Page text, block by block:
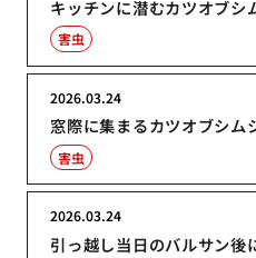
キッチンに潜むカツオブシ
害虫
窓際に集まるカツオブシム
2026.03.24
害虫
引っ越し当日のバルサン後
2026.03.24